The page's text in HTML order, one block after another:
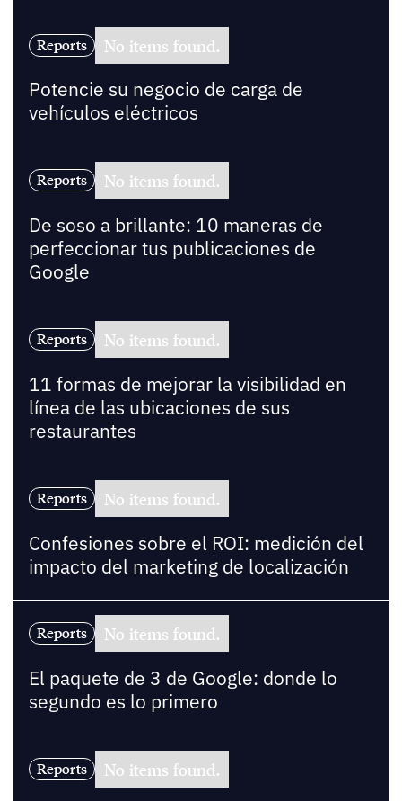
Reports No items found.
Potencie su negocio de carga de
vehículos eléctricos
Reports No items found.
De soso a brillante: 10 maneras de
perfeccionar tus publicaciones de
Google
Reports No items found.
11 formas de mejorar la visibilidad en
línea de las ubicaciones de sus
restaurantes
Reports No items found.
Confesiones sobre el ROI: medición del
impacto del marketing de localización
Reports No items found.
El paquete de 3 de Google: donde lo
segundo es lo primero
Reports No items found.